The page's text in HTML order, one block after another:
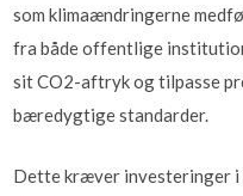
som klimaændringerne
fra både offentlige
sit CO2-aftryk og tilpasse
bæredygtige standarder.
Dette kræver investeringer